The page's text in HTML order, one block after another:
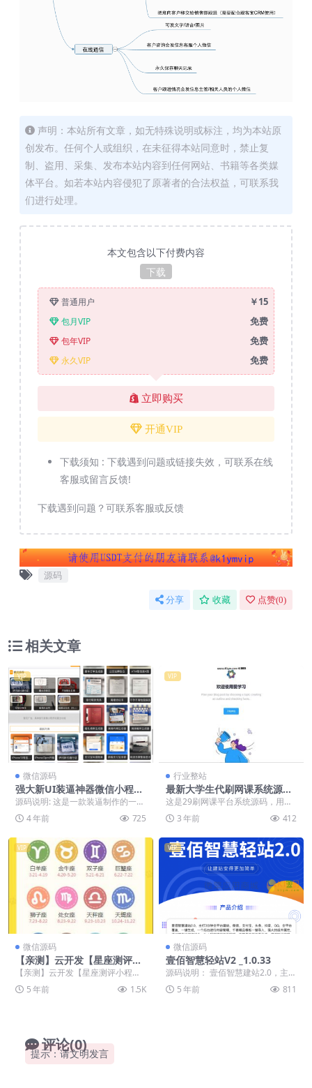
声明：本站所有文章，如无特殊说明或标注，均为本站原
创发布。任何个人或组织，在未征得本站同意时，禁止复
制、盗用、采集、发布本站内容到任何网站、书籍等各类媒
体平台。如若本站内容侵犯了原著者的合法权益，可联系我
们进行处理。
本文包含以下付费内容
下载
普通用户 ￥15
包月VIP 免费
包年VIP 免费
永久VIP 免费
立即购买
开通VIP
下载须知 : 下载遇到问题或链接失效，可联系在线
客服或留言反馈!
下载遇到问题？可联系客服或反馈
源码
分享 收藏 点赞(0)
相关文章
VIP
微信源码
强大新UI装逼神器微信小程序
源码 多模板支持多种流量主模
源码说明: 这是一款装逼制作的一款
微信小程序源码 我原本想数一下有
多少个模板，但...
4 年前 725
VIP
行业整站
最新大学生代刷网课系统源码
刷网课平台系统源码
这是29刷网课平台系统源码，用于
刷网课等亲测可用，使用前，用户
需要先将源码下载至...
3 年前 412
VIP
微信源码
【亲测】云开发【星座测评小
程序+流量主】星座运势小程
序源码
【亲测】云开发【星座测评小程序
+流量主】星座运势小程序源码 今
天给大家带来一款星...
5 年前 1.5K
VIP
微信源码
壹佰智慧轻站V2 _1.0.33
源码说明： 壹佰智慧建站2.0，主打
3分钟全平台建站，微信，支付宝，
头条，抖音，...
5 年前 811
评论(0)
提示：请文明发言